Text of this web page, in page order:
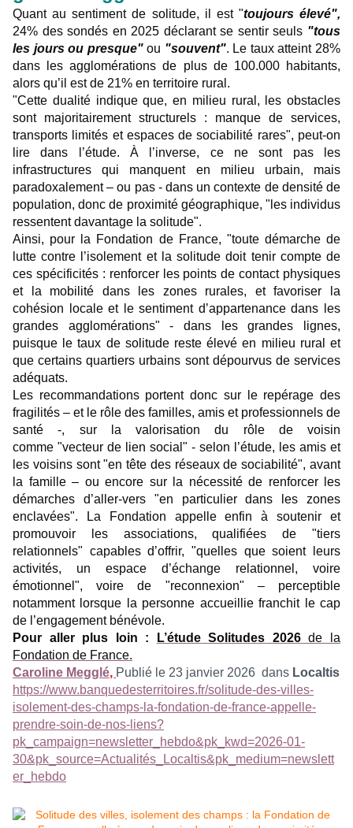
Quant au sentiment de solitude, il est "toujours élevé",
24% des sondés en 2025 déclarant se sentir seuls "tous
les jours ou presque"ou "souvent". Le taux atteint 28%
dans les agglomérations de plus de 100.000 habitants,
alors qu’il est de 21% en territoire rural.
"Cette dualité indique que, en milieu rural, les obstacles
sont majoritairement structurels : manque de services,
transports limités et espaces de sociabilité rares", peut-on
lire dans l’étude. À l’inverse, ce ne sont pas les
infrastructures qui manquent en milieu urbain, mais
paradoxalement – ou pas - dans un contexte de densité de
population, donc de proximité géographique, "les individus
ressentent davantage la solitude".
Ainsi, pour la Fondation de France, "toute démarche de
lutte contre l’isolement et la solitude doit tenir compte de
ces spécificités : renforcer les points de contact physiques
et la mobilité dans les zones rurales, et favoriser la
cohésion locale et le sentiment d’appartenance dans les
grandes agglomérations" - dans les grandes lignes,
puisque le taux de solitude reste élevé en milieu rural et
que certains quartiers urbains sont dépourvus de services
adéquats.
Les recommandations portent donc sur le repérage des
fragilités – et le rôle des familles, amis et professionnels de
santé -, sur la valorisation du rôle de voisin
comme "vecteur de lien social" - selon l’étude, les amis et
les voisins sont "en tête des réseaux de sociabilité", avant
la famille – ou encore sur la nécessité de renforcer les
démarches d’aller-vers "en particulier dans les zones
enclavées". La Fondation appelle enfin à soutenir et
promouvoir les associations, qualifiées de "tiers
relationnels" capables d’offrir, "quelles que soient leurs
activités, un espace d’échange relationnel, voire
émotionnel", voire de "reconnexion" – perceptible
notamment lorsque la personne accueillie franchit le cap
de l’engagement bénévole.
Pour aller plus loin :
L’étude Solitudes 2026de la
Fondation de France.
Caroline Megglé, Publié le 23 janvier 2026 dans Localtis
https://www.banquedesterritoires.fr/solitude-des-villes-
isolement-des-champs-la-fondation-de-france-appelle-
prendre-soin-de-nos-liens?
pk_campaign=newsletter_hebdo&pk_kwd=2026-01-
30&pk_source=Actualités_Localtis&pk_medium=newslett
er_hebdo